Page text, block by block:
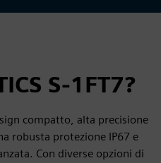
S-1FT7?
compatto, alta precisione
robusta protezione IP67 e
Con diverse opzioni di